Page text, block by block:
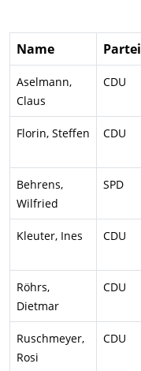
Name Partei
Aselmann,
Claus
CDU
Florin, Steffen CDU
Behrens,
Wilfried
SPD
Kleuter, Ines CDU
Röhrs,
Dietmar
CDU
Ruschmeyer,
Rosi
CDU